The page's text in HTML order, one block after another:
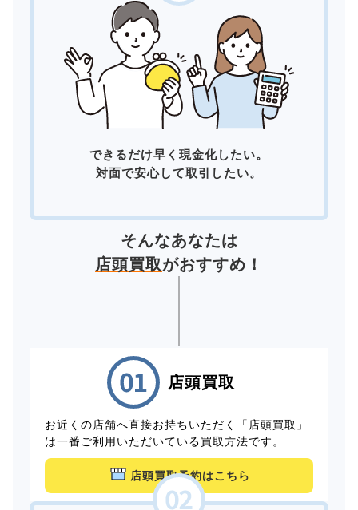
できるだけ早く現金化したい。
対面で安心して取引したい。
そんなあなたは
店頭買取がおすすめ！
店頭買取
お近くの店舗へ直接お持ちいただく「店頭買取」
は一番ご利用いただいている買取方法です。
店頭買取予約はこちら